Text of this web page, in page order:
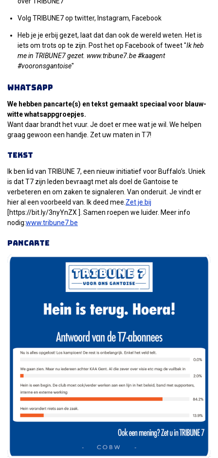
Volg TRIBUNE7 op twitter, Instagram, Facebook
Heb je je erbij gezet, laat dat dan ook de wereld weten. Het is
iets om trots op te zijn. Post het op Facebook of tweet "Ik heb
me in TRIBUNE7 gezet. www.tribune7.be #kaagent
#vooronsgantoise"
Whatsapp
We hebben pancarte(s) en tekst gemaakt speciaal voor blauw-
witte whatsappgroepjes.
Want daar brandt het vuur. Je doet er mee wat je wil. We helpen
graag gewoon een handje. Zet uw maten in T7!
Tekst
Ik ben lid van TRIBUNE 7, een nieuw initiatief voor Buffalo’s. Uniek
is dat T7 zijn leden bevraagt met als doel de Gantoise te
verbeteren en om zaken te signaleren. Van onderuit. Je vindt er
hier al een voorbeeld van. Ik deed mee. Zet je bij
[https://bit.ly/3nyYnZX ]. Samen roepen we luider. Meer info
nodig:www.tribune7.be
Pancarte